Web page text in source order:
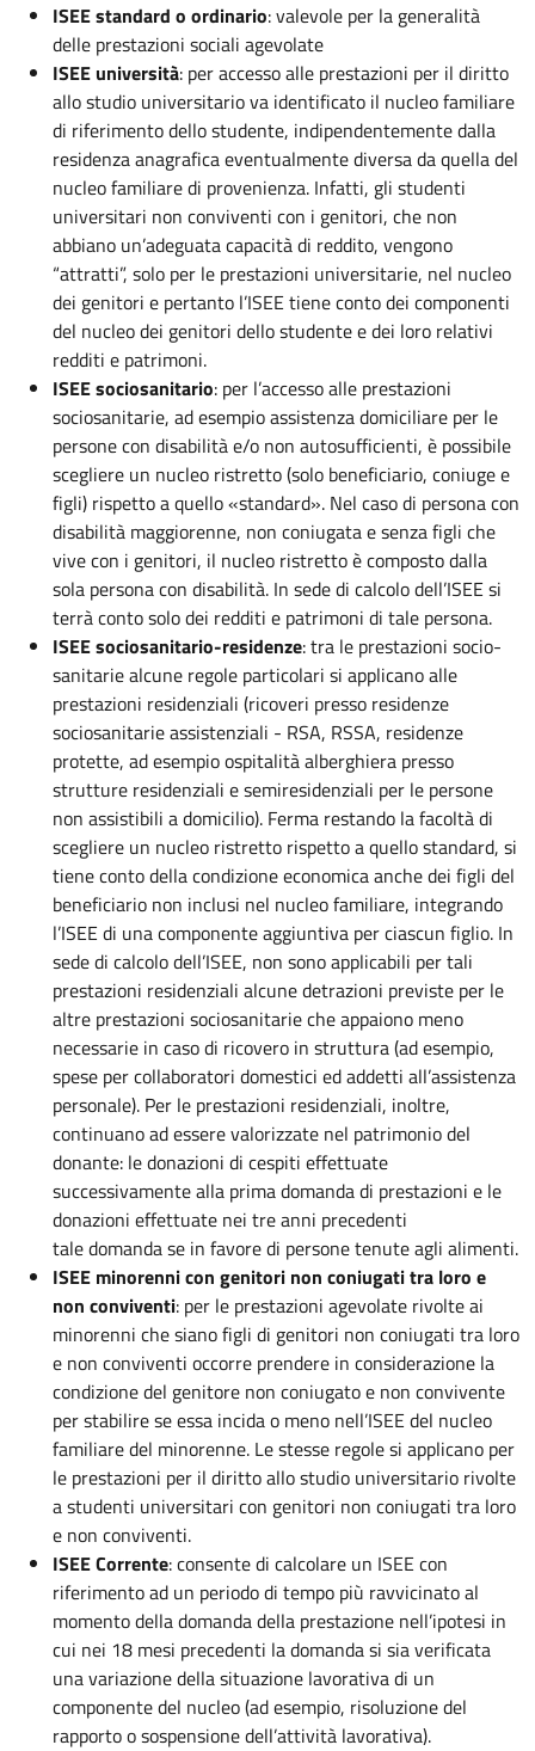
ISEE standard o ordinario: valevole per la generalità
delle prestazioni sociali agevolate
ISEE università: per accesso alle prestazioni per il diritto
allo studio universitario va identificato il nucleo familiare
di riferimento dello studente, indipendentemente dalla
residenza anagrafica eventualmente diversa da quella del
nucleo familiare di provenienza. Infatti, gli studenti
universitari non conviventi con i genitori, che non
abbiano un’adeguata capacità di reddito, vengono
“attratti”, solo per le prestazioni universitarie, nel nucleo
dei genitori e pertanto l’ISEE tiene conto dei componenti
del nucleo dei genitori dello studente e dei loro relativi
redditi e patrimoni.
ISEE sociosanitario: per l’accesso alle prestazioni
sociosanitarie, ad esempio assistenza domiciliare per le
persone con disabilità e/o non autosufficienti, è possibile
scegliere un nucleo ristretto (solo beneficiario, coniuge e
figli) rispetto a quello «standard». Nel caso di persona con
disabilità maggiorenne, non coniugata e senza figli che
vive con i genitori, il nucleo ristretto è composto dalla
sola persona con disabilità. In sede di calcolo dell’ISEE si
terrà conto solo dei redditi e patrimoni di tale persona.
ISEE sociosanitario-residenze: tra le prestazioni socio-
sanitarie alcune regole particolari si applicano alle
prestazioni residenziali (ricoveri presso residenze
sociosanitarie assistenziali - RSA, RSSA, residenze
protette, ad esempio ospitalità alberghiera presso
strutture residenziali e semiresidenziali per le persone
non assistibili a domicilio). Ferma restando la facoltà di
scegliere un nucleo ristretto rispetto a quello standard, si
tiene conto della condizione economica anche dei figli del
beneficiario non inclusi nel nucleo familiare, integrando
l’ISEE di una componente aggiuntiva per ciascun figlio. In
sede di calcolo dell’ISEE, non sono applicabili per tali
prestazioni residenziali alcune detrazioni previste per le
altre prestazioni sociosanitarie che appaiono meno
necessarie in caso di ricovero in struttura (ad esempio,
spese per collaboratori domestici ed addetti all’assistenza
personale). Per le prestazioni residenziali, inoltre,
continuano ad essere valorizzate nel patrimonio del
donante: le donazioni di cespiti effettuate
successivamente alla prima domanda di prestazioni e le
donazioni effettuate nei tre anni precedenti
tale domanda se in favore di persone tenute agli alimenti.
ISEE minorenni con genitori non coniugati tra loro e
non conviventi: per le prestazioni agevolate rivolte ai
minorenni che siano figli di genitori non coniugati tra loro
e non conviventi occorre prendere in considerazione la
condizione del genitore non coniugato e non convivente
per stabilire se essa incida o meno nell’ISEE del nucleo
familiare del minorenne. Le stesse regole si applicano per
le prestazioni per il diritto allo studio universitario rivolte
a studenti universitari con genitori non coniugati tra loro
e non conviventi.
ISEE Corrente: consente di calcolare un ISEE con
riferimento ad un periodo di tempo più ravvicinato al
momento della domanda della prestazione nell’ipotesi in
cui nei 18 mesi precedenti la domanda si sia verificata
una variazione della situazione lavorativa di un
componente del nucleo (ad esempio, risoluzione del
rapporto o sospensione dell’attività lavorativa).